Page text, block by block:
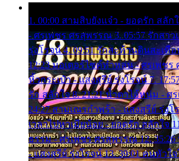
1. 00:00 สามสิบยังแจ๋ว - ยอดรัก สลัก
- ศรเพชร ศรสุพรรณ 3. 05:57 รักสาว
รุ่งโรจน์ 4. 09:51 รักสะท้านดินสะเทื
12:23 มอเตอร์ไซค์ทำหล่น - ศรเพชร
หิ้วกระเป๋า - แสงสุรีย์ รุ่งโรจน์ 7.
รัก สลักใจ 8. 21:21 น้ำตาไอ้หนุ่ม - ศ
24:27 สามเณรกำพร้า - แสงสุรีย์ รุ่งโ
เวลาไปหาเมียน้อย - ยอดรัก สลักใจ
ธรรม - ศรเพชร ศรสุพรรณ 12.
- แสงสุรีย์ รุ่งโรจน์ 13. 39:01 คนหัวใ